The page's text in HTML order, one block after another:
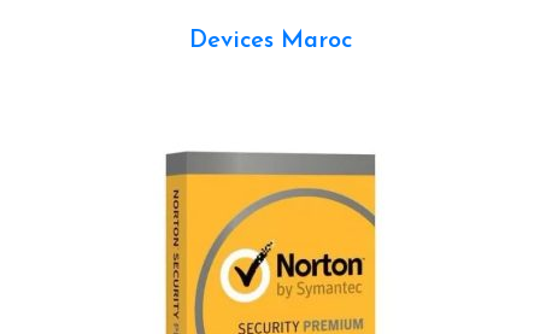
Devices Maroc